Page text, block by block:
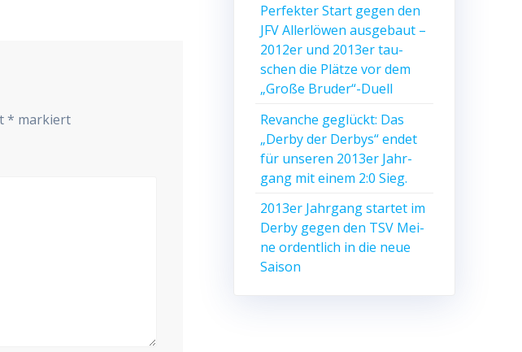
* markiert
Per­fek­ter Start gegen den
JFV Aller­lö­wen aus­ge­baut –
2012er und 2013er tau­
schen die Plät­ze vor dem
„Gro­ße Bruder“-Duell
Revan­che geglückt: Das
„Der­by der Der­bys“ endet
für unse­ren 2013er Jahr­
gang mit einem 2:0 Sieg.
2013er Jahr­gang star­tet im
Der­by gegen den TSV Mei­
ne ordent­lich in die neue
Saison